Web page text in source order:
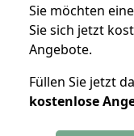
Sie möchten eine
Sie sich jetzt
Angebote.
Füllen Sie jetzt
kostenlose